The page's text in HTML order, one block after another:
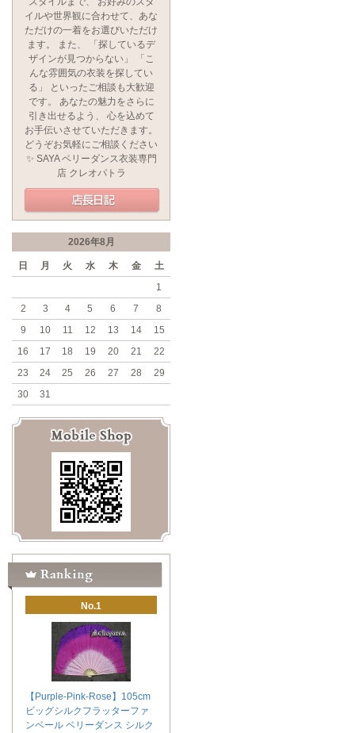
イルや世界観に合わせて、あな
ただけの一着をお選びいただけ
ます。 また、 「探しているデ
ザインが見つからない」 「こ
んな雰囲気の衣装を探してい
る」 といったご相談も大歓迎
です。 あなたの魅力をさらに
引き出せるよう、 心を込めて
お手伝いさせていただきます。
どうぞお気軽にご相談ください
✨ SAYA ベリーダンス衣装専門
店 クレオパトラ
2026年8月
日 月 火 水 木 金
土
1
2
3 4 5 6 7
8
9
10 11 12 13 14
15
16
17 18 19 20 21
22
23
24 25 26 27 28
29
30
31
No.1
【Purple-Pink-Rose】105cm
ビッグシルクフラッターファ
ンベール ベリーダンス シルク